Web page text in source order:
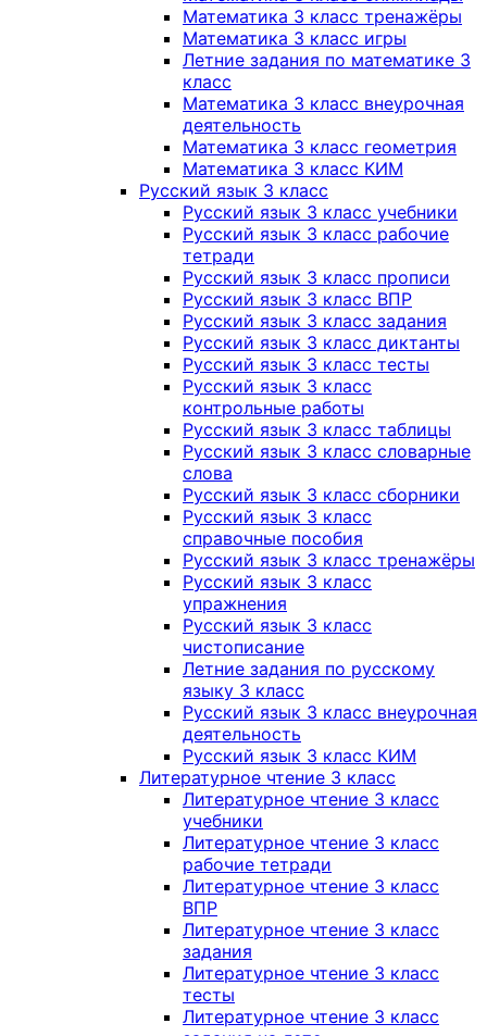
Математика 3 класс тренажёры
Математика 3 класс игры
Летние задания по математике 3
класс
Математика 3 класс внеурочная
деятельность
Математика 3 класс геометрия
Математика 3 класс КИМ
Русский язык 3 класс
Русский язык 3 класс учебники
Русский язык 3 класс рабочие
тетради
Русский язык 3 класс прописи
Русский язык 3 класс ВПР
Русский язык 3 класс задания
Русский язык 3 класс диктанты
Русский язык 3 класс тесты
Русский язык 3 класс
контрольные работы
Русский язык 3 класс таблицы
Русский язык 3 класс словарные
слова
Русский язык 3 класс сборники
Русский язык 3 класс
справочные пособия
Русский язык 3 класс тренажёры
Русский язык 3 класс
упражнения
Русский язык 3 класс
чистописание
Летние задания по русскому
языку 3 класс
Русский язык 3 класс внеурочная
деятельность
Русский язык 3 класс КИМ
Литературное чтение 3 класс
Литературное чтение 3 класс
учебники
Литературное чтение 3 класс
рабочие тетради
Литературное чтение 3 класс
ВПР
Литературное чтение 3 класс
задания
Литературное чтение 3 класс
тесты
Литературное чтение 3 класс